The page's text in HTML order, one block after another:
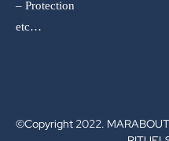
– Protection
etc…
©Copyright 2022. MARABOUT